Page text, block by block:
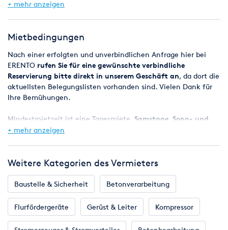
+ mehr anzeigen
Mietbedingungen
Nach einer erfolgten und unverbindlichen Anfrage hier bei
ERENTO rufen Sie für eine gewünschte verbindliche
Reservierung bitte direkt in unserem Geschäft an, da dort die
aktuellsten Belegungslisten vorhanden sind. Vielen Dank für
Ihre Bemühungen.
Mindestmietzeit ist eine Tagesmiete, Samstage, Sonn- und
Feiertage sind mietfrei
Bei Reservierungen werden die Geräte in der Regel ab 8.00 Uhr
Werktag um 8.00 Uhr.
Eine Verfügbarkeitsgarantie kann jedoch nicht zugesagt
werden, da es vorkommen kann, dass zugesagte Maschinen
z.B. durch einen Defekt kurzfristig nicht zur Verfügung stehen.
+ mehr anzeigen
Weitere Kategorien des Vermieters
Baustelle & Sicherheit Betonverarbeitung
Flurfördergeräte Gerüst & Leiter Kompressor